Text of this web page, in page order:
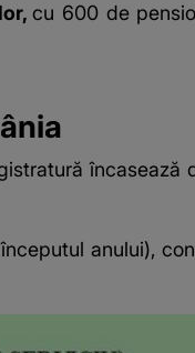
cu 600 de
încasează
anului),